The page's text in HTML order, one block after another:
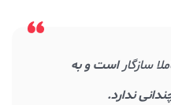
سازگاراست و به
ندارد.